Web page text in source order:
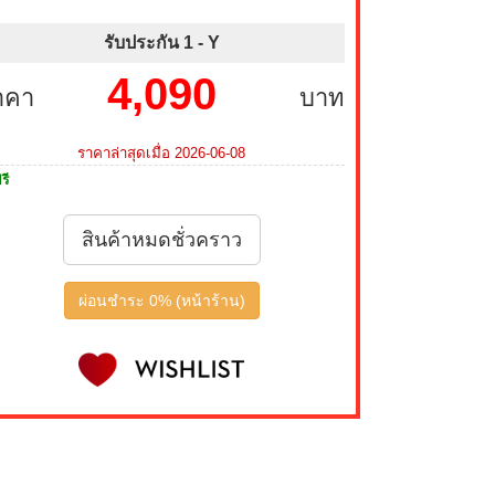
รับประกัน 1 - Y
คา บาท
4,090
ราคาล่าสุดเมื่อ 2026-06-08
สินค้าหมดชั่วคราว
ผ่อนชำระ 0% (หน้าร้าน)